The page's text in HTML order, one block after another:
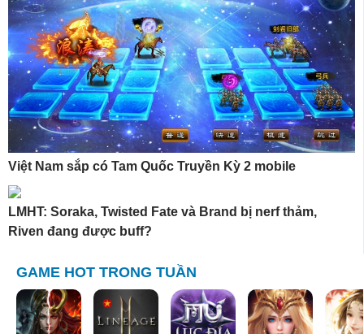
Việt Nam sắp có Tam Quốc Truyền Kỳ 2 mobile
LMHT: Soraka, Twisted Fate và Brand bị nerf thảm,
Riven đang được buff?
GAME HOT TRONG TUẦN